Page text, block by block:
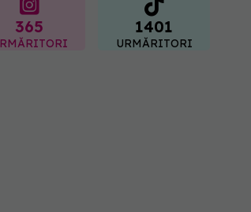
365 1401
URMĂRITORI